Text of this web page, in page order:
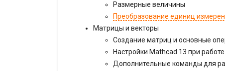
Размерные величины
Преобразование единиц
Матрицы и векторы
Создание матриц и основные
Настройки Mathcad 13 при
Дополнительные команды для